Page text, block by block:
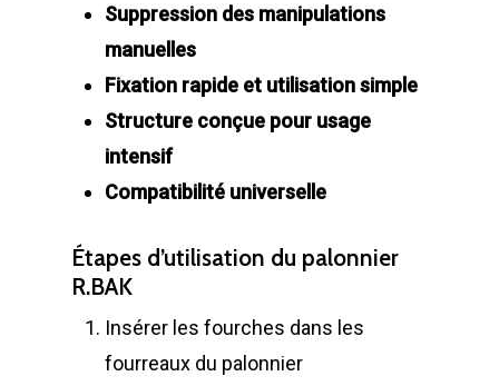
Suppression des manipulations
manuelles
Fixation rapide et utilisation simple
Structure conçue pour usage
intensif
Compatibilité universelle
Étapes d’utilisation du palonnier
R.BAK
Insérer les fourches dans les
fourreaux du palonnier
Notre culture
Compacteurs à
MAINTENANCE